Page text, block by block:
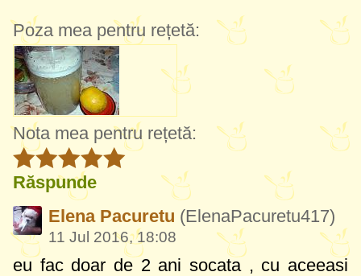
Poza mea pentru rețetă:
Nota mea pentru rețetă:
Răspunde
Elena Pacuretu (ElenaPacuretu417)
11 Jul 2016, 18:08
eu fac doar de 2 ani socata , cu aceeasi